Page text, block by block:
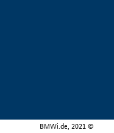
BMWi.de, 2021 ©